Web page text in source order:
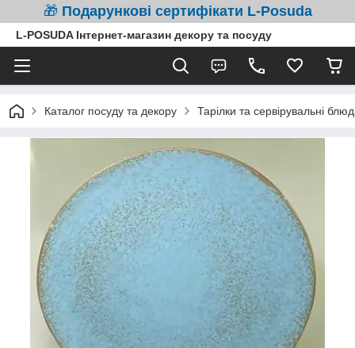
🎁 Подарункові сертифікати L-Posuda
L-POSUDA Інтернет-магазин декору та посуду
Каталог посуду та декору Тарілки та сервірувальні